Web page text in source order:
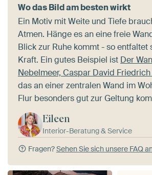
Wo das Bild am besten wirkt
Ein Motiv mit Weite und Tiefe
Atmen. Hänge es an eine freie
Blick zur Ruhe kommt - so entfaltet
Kraft. Ein gutes Beispiel ist Der
Nebelmeer, Caspar David
das an einer zentralen Wand im
Flur besonders gut zur Geltung
Eileen
Interior-Beratung & Service
Fragen?Sehen Sie sich unsere FAQ